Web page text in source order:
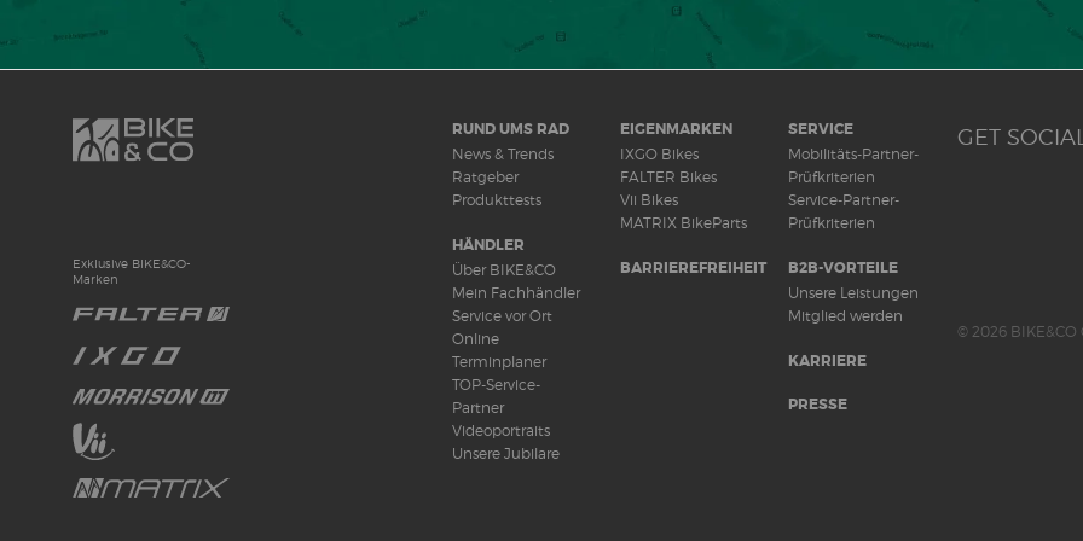
Exklusive BIKE&CO-
Marken
RUND UMS RAD
News & Trends
Ratgeber
Produkttests
HÄNDLER
Über BIKE&CO
Mein Fachhändler
Service vor Ort
Online
Terminplaner
TOP-Service-
Partner
Videoportraits
Unsere Jubilare
EIGENMARKEN
IXGO Bikes
FALTER Bikes
Vii Bikes
MATRIX BikeParts
BARRIEREFREIHEIT
SERVICE
Mobilitäts-Partner-
Prüfkriterien
Service-Partner-
Prüfkriterien
B2B-VORTEILE
Unsere Leistungen
Mitglied werden
KARRIERE
PRESSE
GET
© 2026 BIKE&CO